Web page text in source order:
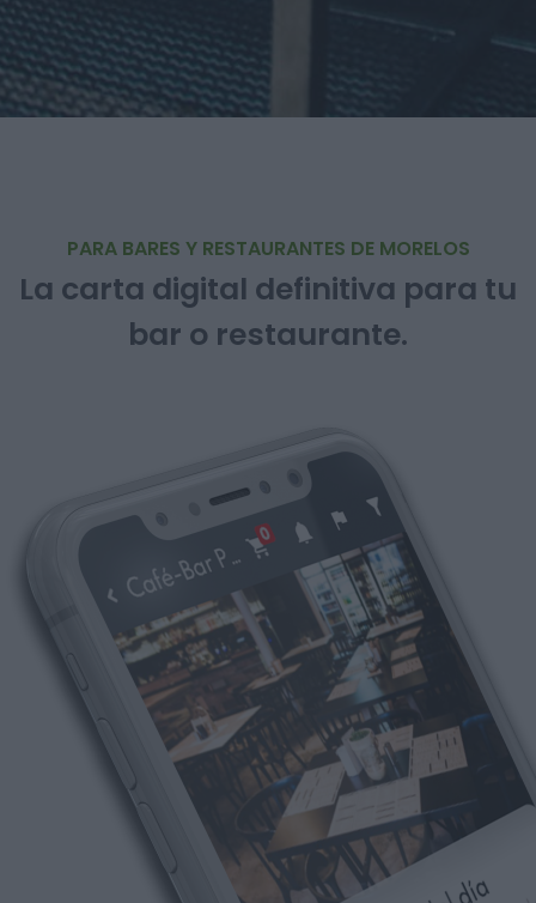
PARA BARES Y RESTAURANTES DE MORELOS
La carta digital definitiva para tu
bar o restaurante.